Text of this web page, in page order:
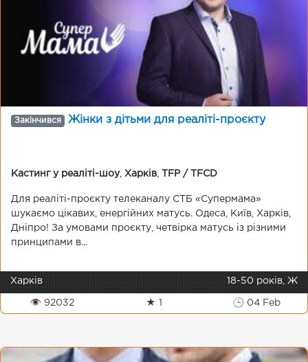
Закінчився Жінки з дітьми для реаліті-проєкту
Кастинг у реаліті-шоу, Харків TFP / TFCD
Для реаліті-проєкту телеканалу СТБ «Супермама»
шукаємо цікавих, енергійних матусь. Одеса, Київ, Харків,
Дніпро! За умовами проєкту, четвірка матусь із різними
принципами в...
Харків 18-50 років, Ж
👁 92032 ★ 1 🕒 04 Feb